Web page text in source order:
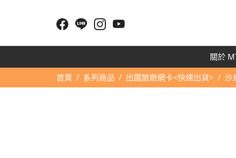
關於
首頁
系列商品 出國旅遊網卡<快速出貨> 沙